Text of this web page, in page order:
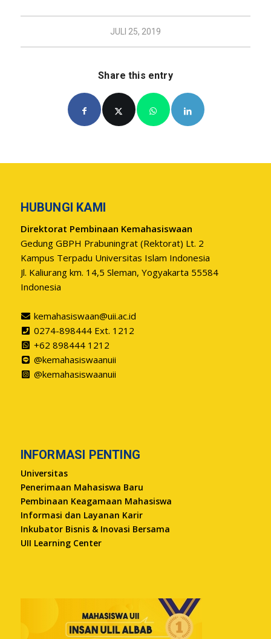
JULI 25, 2019
Share this entry
HUBUNGI KAMI
Direktorat Pembinaan Kemahasiswaan
Gedung GBPH Prabuningrat (Rektorat) Lt. 2
Kampus Terpadu Universitas Islam Indonesia
Jl. Kaliurang km. 14,5 Sleman, Yogyakarta 55584
Indonesia
kemahasiswaan@uii.ac.id
0274-898444 Ext. 1212
+62 898444 1212
@kemahasiswaanuii
@kemahasiswaanuii
INFORMASI PENTING
Universitas
Penerimaan Mahasiswa Baru
Pembinaan Keagamaan Mahasiswa
Informasi dan Layanan Karir
Inkubator Bisnis & Inovasi Bersama
UII Learning Center